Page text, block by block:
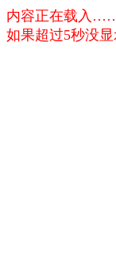
内容正在载入
如果超过5秒没